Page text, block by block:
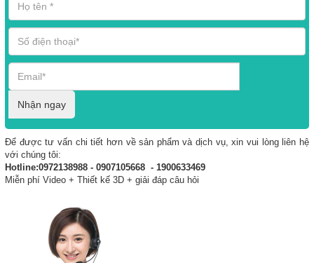
Nhận ngay
Để được tư vấn chi tiết hơn về sản phẩm và dịch vụ, xin vui lòng liên hệ
với chúng tôi:
Hotline:0972138988 - 0907105668 - 1900633469
Miễn phí Video + Thiết kế 3D + giải đáp câu hỏi